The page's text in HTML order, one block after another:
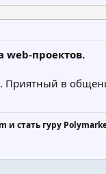
web-проектов.
Приятный в
и стать гуру